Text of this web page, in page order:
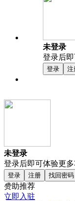
未登录
登录后
登录 注
未登录
登录后即可体验更
登录 注册 找回密码
赞助推荐
立即入驻